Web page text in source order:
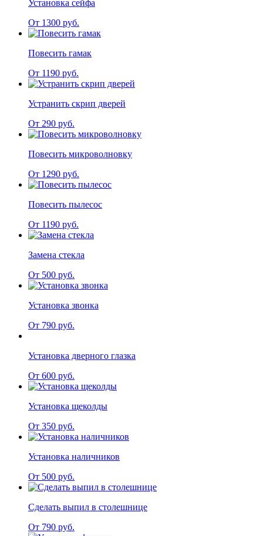
Установка сейфа
От 1300 руб.
Повесить гамак
От 1190 руб.
Устранить скрип дверей
От 290 руб.
Повесить микроволновку
От 1290 руб.
Повесить пылесос
От 1190 руб.
Замена стекла
От 500 руб.
Установка звонка
От 790 руб.
Установка дверного глазка
От 600 руб.
Установка щеколды
От 350 руб.
Установка наличников
От 500 руб.
Сделать выпил в столешнице
От 790 руб.